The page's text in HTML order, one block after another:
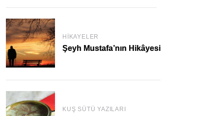
HIKAYELER
Şeyh Mustafa’nın Hikâyesi
KUŞ SÜTÜ YAZILARI